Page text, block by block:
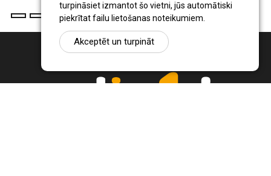
turpināsiet izmantot šo vietni, jūs automātiski
piekrītat failu lietošanas noteikumiem.
Akceptēt un turpināt